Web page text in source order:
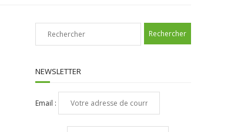
NEWSLETTER
Email :